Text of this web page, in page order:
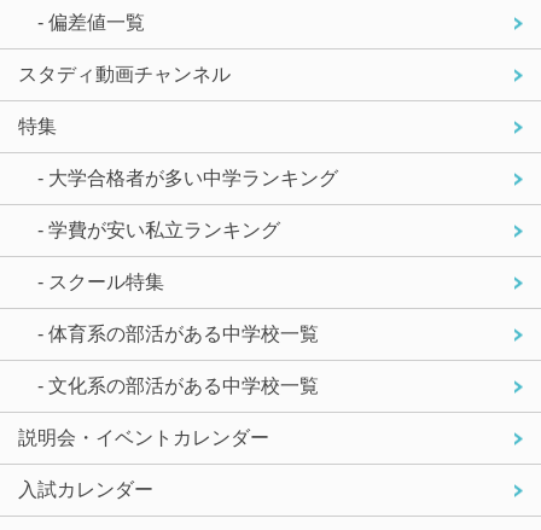
- 偏差値一覧
スタディ動画チャンネル
特集
- 大学合格者が多い中学ランキング
- 学費が安い私立ランキング
- スクール特集
- 体育系の部活がある中学校一覧
- 文化系の部活がある中学校一覧
説明会・イベントカレンダー
入試カレンダー